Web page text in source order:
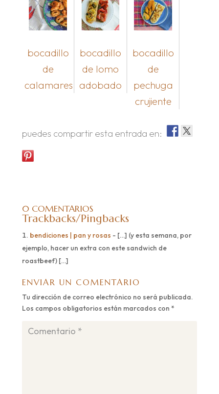
bocadillo
de
calamares
bocadillo
de lomo
adobado
bocadillo
de
pechuga
crujiente
puedes compartir esta entrada en:
0 COMENTARIOS
Trackbacks/Pingbacks
bendiciones | pan y rosas - […] (y esta semana, por
ejemplo, hacer un extra con este sandwich de
roastbeef) […]
ENVIAR UN COMENTARIO
Tu dirección de correo electrónico no será publicada.
Los campos obligatorios están marcados con *